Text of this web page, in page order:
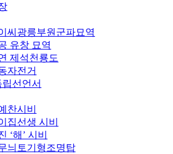
씨광릉부원군파묘역
유창 묘역
제석천룡도
자전거
립선언서
찬시비
집선생 시비
‘해’ 시비
늬토기형조명탑